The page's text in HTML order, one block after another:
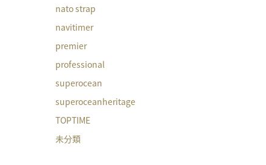
nato strap
navitimer
premier
professional
superocean
superoceanheritage
TOPTIME
未分類